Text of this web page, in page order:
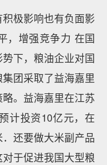
极影响也有负面影
，增强竞争力 在国
下，粮油企业对国
团采取了益海嘉里
。益海嘉里在江苏
计投资10亿元，在
还要做大米副产品
于促进我国大型粮